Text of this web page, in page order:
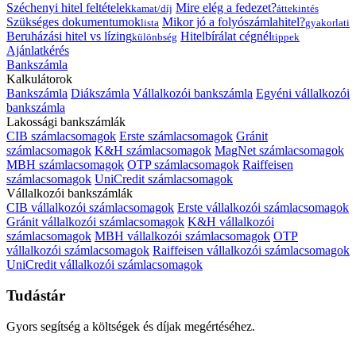
Széchenyi hitel feltételekkamat/díj Mire elég a fedezet?áttekintés
Szükséges dokumentumoklista Mikor jó a folyószámlahitel?gyakorlati
Beruházási hitel vs lízingkülönbség Hitelbírálat cégnéltippek
Ajánlatkérés
Bankszámla
Kalkulátorok
Bankszámla Diákszámla Vállalkozói bankszámla Egyéni vállalkozói
bankszámla
Lakossági bankszámlák
CIB számlacsomagok Erste számlacsomagok Gránit
számlacsomagok K&H számlacsomagok MagNet számlacsomagok
MBH számlacsomagok OTP számlacsomagok Raiffeisen
számlacsomagok UniCredit számlacsomagok
Vállalkozói bankszámlák
CIB vállalkozói számlacsomagok Erste vállalkozói számlacsomagok
Gránit vállalkozói számlacsomagok K&H vállalkozói
számlacsomagok MBH vállalkozói számlacsomagok OTP
vállalkozói számlacsomagok Raiffeisen vállalkozói számlacsomagok
UniCredit vállalkozói számlacsomagok
Tudástár
Gyors segítség a költségek és díjak megértéséhez.